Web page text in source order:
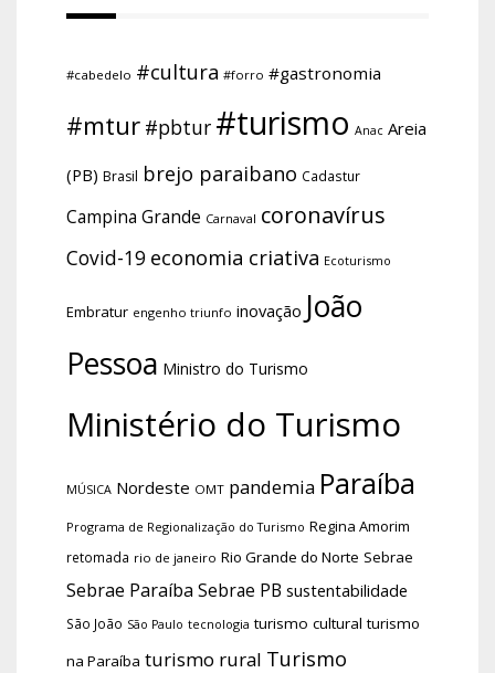
#cabedelo #cultura #forro #gastronomia
#mtur #pbtur #turismo Anac Areia
(PB) Brasil brejo paraibano Cadastur
Campina Grande Carnaval coronavírus
Covid-19 economia criativa Ecoturismo
Embratur engenho triunfo inovação João
Pessoa Ministro do Turismo
Ministério do Turismo
MÚSICA Nordeste OMT pandemia Paraíba
Programa de Regionalização do Turismo Regina Amorim
retomada rio de janeiro Rio Grande do Norte Sebrae
Sebrae Paraíba Sebrae PB sustentabilidade
São João São Paulo tecnologia turismo cultural turismo
na Paraíba turismo rural Turismo